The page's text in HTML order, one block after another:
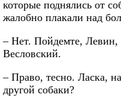
которые поднялись от
жалобно плакали над
– Нет. Пойдемте, Левин,
Весловский.
– Право, тесно. Ласка,
другой собаки?